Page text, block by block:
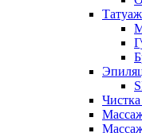
Массаж лица
Чистка лица
Татуаж